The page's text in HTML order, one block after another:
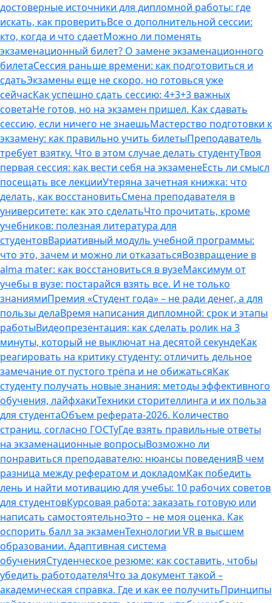
достоверные источники для дипломной работы: где
искать, как проверитьВсе о дополнительной сессии:
кто, когда и что сдаетМожно ли поменять
экзаменационный билет? О замене экзаменационного
билетаСессия раньше времени: как подготовиться и
сдатьЭкзамены еще не скоро, но готовься уже
сейчасКак успешно сдать сессию: 4+3+3 важных
советаНе готов, но на экзамен пришел. Как сдавать
сессию, если ничего не знаешьМастерство подготовки к
экзамену: как правильно учить билетыПреподаватель
требует взятку. Что в этом случае делать студентуТвоя
первая сессия: как вести себя на экзаменеЕсть ли смысл
посещать все лекцииУтеряна зачетная книжка: что
делать, как восстановитьСмена преподавателя в
университете: как это сделатьЧто прочитать, кроме
учебников: полезная литература для
студентовВариативный модуль учебной программы:
что это, зачем и можно ли отказатьсяВозвращение в
alma mater: как восстановиться в вузеМаксимум от
учебы в вузе: постарайся взять все. И не только
знаниямиПремия «Студент года» – не ради денег, а для
пользы делаВремя написания дипломной: срок и этапы
работыВидеопрезентация: как сделать ролик на 3
минуты, который не выключат на десятой секундеКак
реагировать на критику студенту: отличить дельное
замечание от пустого трёпа и не обижатьсяКак
студенту получать новые знания: методы эффективного
обучения, лайфхакиТехники сторителлинга и их польза
для студентаОбъем реферата-2026. Количество
страниц, согласно ГОСТуГде взять правильные ответы
на экзаменационные вопросыВозможно ли
понравиться преподавателю: нюансы поведенияВ чем
разница между рефератом и докладомКак победить
лень и найти мотивацию для учебы: 10 рабочих советов
для студентовКурсовая работа: заказать готовую или
написать самостоятельноЭто – не моя оценка. Как
оспорить балл за экзаменТехнологии VR в высшем
образовании. Адаптивная система
обученияСтуденческое резюме: как составить, чтобы
убедить работодателяЧто за документ такой –
академическая справка. Где и как ее получитьПринципы